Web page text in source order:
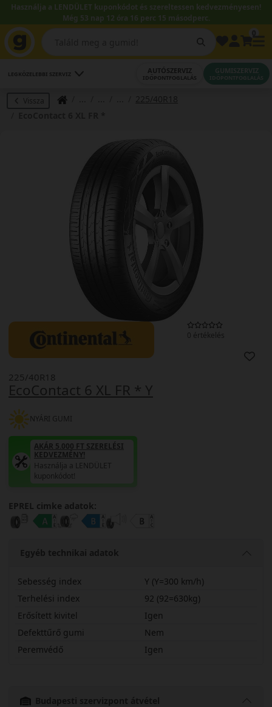
Használja a LENDÜLET kuponkódot és szereltessen kedvezményesen!
Még 53 nap 12 óra 16 perc 14 másodperc.
LEGKÖZELEBBI SZERVIZ AUTÓSZERVIZ
IDŐPONTFOGLALÁS
GUMISZERVIZ
IDŐPONTFOGLALÁS
Vissza
225/40R18
0 értékelés
EcoContact 6 XL FR * Y
225/40R18
NYÁRI GUMI
AKÁR 5.000 FT SZERELÉSI
KEDVEZMÉNY!
Használja a LENDÜLET
kuponkódot!
EPREL cimke adatok:
Egyéb technikai adatok
Sebesség index
Y (Y=300 km/h)
Terhelési index
92 (92=630kg)
Erősített kivitel
Igen
Defekttűrő gumi
Nem
Peremvédő
Igen
Budapesti szervizpont átvétel